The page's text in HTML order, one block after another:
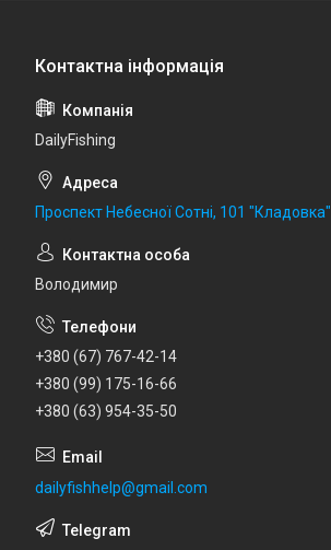
DailyFishing
Проспект Небесної Сотні, 101
Володимир
+380 (67) 767-42-14
+380 (99) 175-16-66
+380 (63) 954-35-50
dailyfishhelp@gmail.com